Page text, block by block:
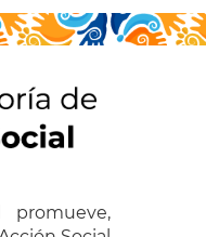
promueve,